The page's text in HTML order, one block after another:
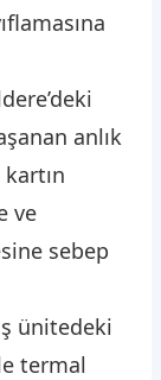
anlık
ve
sebep
ünitedeki
termal